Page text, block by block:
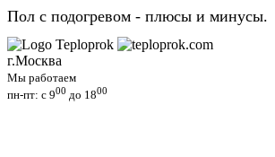
Пол с подогревом - плюсы и минусы.
г.Москва
Мы работаем
пн-пт: c 900 до 1800